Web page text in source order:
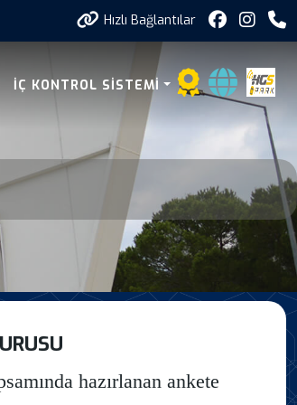
Hızlı Bağlantılar
İÇ KONTROL SISTEMIHazirlanan
hazırlanan ankete